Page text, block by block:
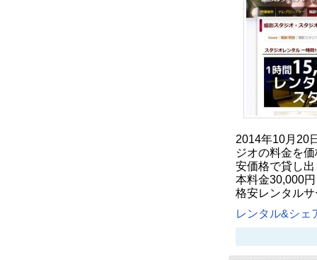
2014年10月20
ジオの料金を
安価格で貸し
本料金30,000
格安レンタル
レンタル&シェ